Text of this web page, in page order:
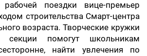
поездки вице-премьер
строительства Смарт-центра
возраста. Творческие кружки
секции помогут школьникам
найти увлечения по